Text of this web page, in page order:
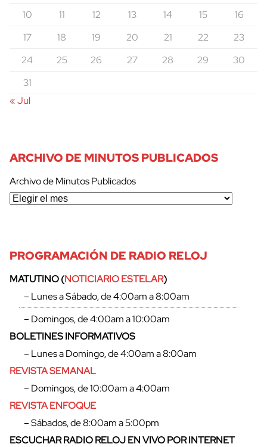
10 11 12 13 14 15
16
17
18 19 20 21 22
23
24
25 26 27 28 29
30
31
« Jul
ARCHIVO DE MINUTOS PUBLICADOS
Archivo de Minutos Publicados
PROGRAMACIÓN DE RADIO RELOJ
MATUTINO (NOTICIARIO ESTELAR)
– Lunes a Sábado, de 4:00am a 8:00am
– Domingos, de 4:00am a 10:00am
BOLETINES INFORMATIVOS
– Lunes a Domingo, de 4:00am a 8:00am
REVISTA SEMANAL
– Domingos, de 10:00am a 4:00am
REVISTA ENFOQUE
– Sábados, de 8:00am a 5:00pm
ESCUCHAR RADIO RELOJ EN VIVO POR INTERNET